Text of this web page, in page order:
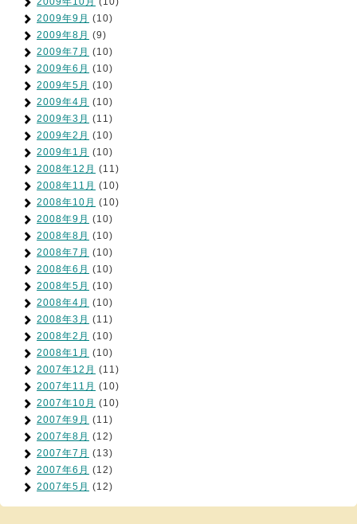
2009年9月 (10)
2009年8月 (9)
2009年7月 (10)
2009年6月 (10)
2009年5月 (10)
2009年4月 (10)
2009年3月 (11)
2009年2月 (10)
2009年1月 (10)
2008年12月 (11)
2008年11月 (10)
2008年10月 (10)
2008年9月 (10)
2008年8月 (10)
2008年7月 (10)
2008年6月 (10)
2008年5月 (10)
2008年4月 (10)
2008年3月 (11)
2008年2月 (10)
2008年1月 (10)
2007年12月 (11)
2007年11月 (10)
2007年10月 (10)
2007年9月 (11)
2007年8月 (12)
2007年7月 (13)
2007年6月 (12)
2007年5月 (12)